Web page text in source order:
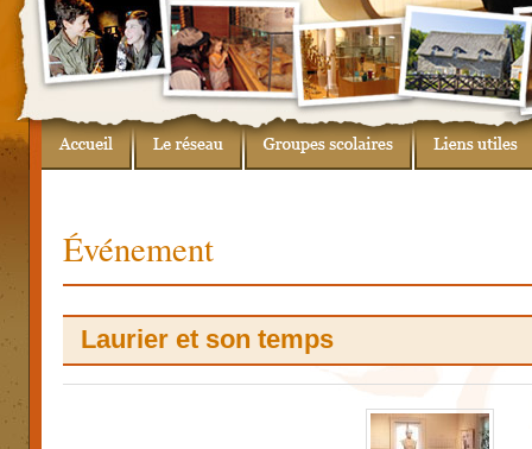
Événement
Laurier et son temps